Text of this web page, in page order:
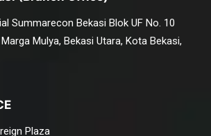
Summarecon Bekasi Blok UF No. 10
Mulya, Bekasi Utara, Kota Bekasi,
Plaza